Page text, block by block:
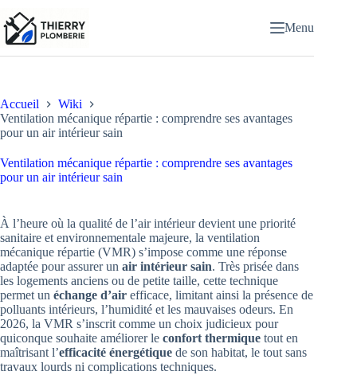
au
contenu
Menu
Accueil
Wiki
Ventilation mécanique répartie : comprendre ses avantages
pour un air intérieur sain
Ventilation mécanique répartie : comprendre ses avantages
pour un air intérieur sain
À l’heure où la qualité de l’air intérieur devient une priorité
sanitaire et environnementale majeure, la ventilation
mécanique répartie (VMR) s’impose comme une réponse
adaptée pour assurer un air intérieur sain. Très prisée dans
les logements anciens ou de petite taille, cette technique
permet un échange d’air efficace, limitant ainsi la présence de
polluants intérieurs, l’humidité et les mauvaises odeurs. En
2026, la VMR s’inscrit comme un choix judicieux pour
quiconque souhaite améliorer le confort thermique tout en
maîtrisant l’efficacité énergétique de son habitat, le tout sans
travaux lourds ni complications techniques.